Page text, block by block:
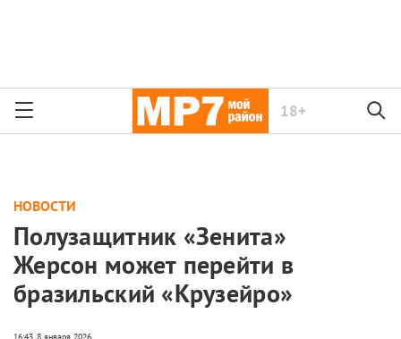
18+
НОВОСТИ
Полузащитник «Зенита»
Жерсон может перейти в
бразильский «Крузейро»